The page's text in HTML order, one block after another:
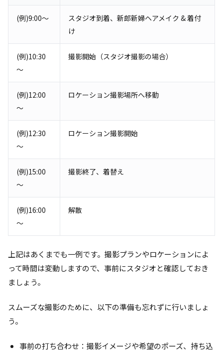
(例)9:00〜
スタジオ到着、新郎新婦ヘアメイク & 着付
け
(例)10:30
〜
撮影開始（スタジオ撮影の場合）
(例)12:00
〜
ロケーション撮影場所へ移動
(例)12:30
〜
ロケーション撮影開始
(例)15:00
〜
撮影終了、着替え
(例)16:00
〜
解散
上記はあくまでも一例です。撮影プランやロケーションによ
って時間は変動しますので、事前にスタジオと確認しておき
ましょう。
スムーズな撮影のために、以下の準備も忘れずに行いましょ
う。
事前の打ち合わせ：撮影イメージや希望のポーズ、持ち込